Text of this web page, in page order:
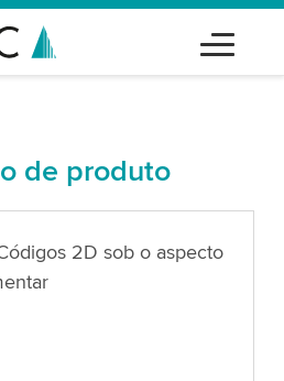
de produto
2D sob o aspecto